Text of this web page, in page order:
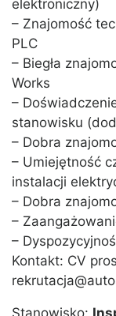
elektroniczny)
– Znajomość
PLC
– Biegła
Works
–
stanowisku
– Dobra
– Umiejętność
instalacji
– Dobra
–
–
Kontakt: CV